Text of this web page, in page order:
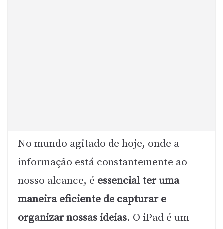
No mundo agitado de hoje, onde a
informação está constantemente ao
nosso alcance, é essencial ter uma
maneira eficiente de capturar e
organizar nossas ideias. O iPad é um